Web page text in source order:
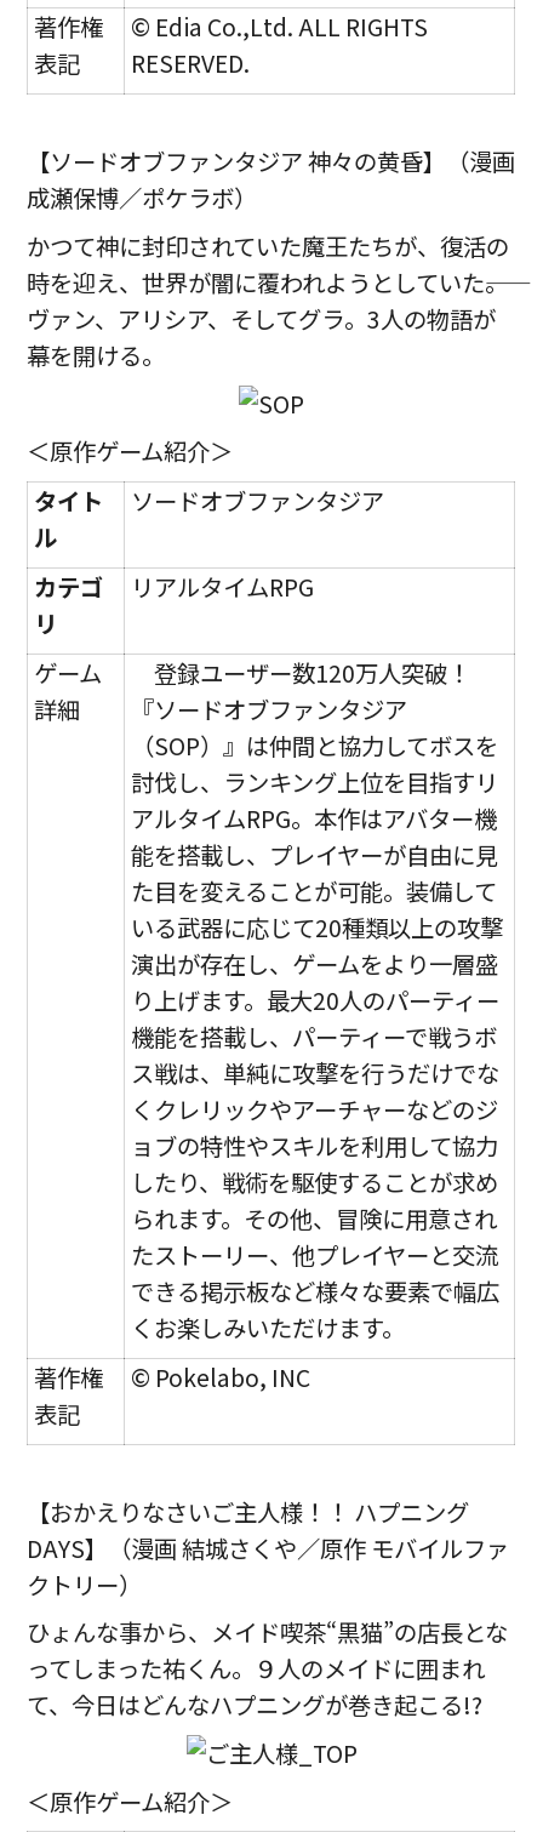
著作権
表記
© Edia Co.,Ltd. ALL RIGHTS
RESERVED.
【ソードオブファンタジア 神々の黄昏】（漫画
成瀬保博／ポケラボ）
かつて神に封印されていた魔王たちが、復活の
時を迎え、世界が闇に覆われようとしていた――。
ヴァン、アリシア、そしてグラ。3人の物語が
幕を開ける。
＜原作ゲーム紹介＞
タイト
ル
ソードオブファンタジア
カテゴ
リ
リアルタイムRPG
ゲーム
詳細
登録ユーザー数120万人突破！
『ソードオブファンタジア
（SOP）』は仲間と協力してボスを
討伐し、ランキング上位を目指すリ
アルタイムRPG。本作はアバター機
能を搭載し、プレイヤーが自由に見
た目を変えることが可能。装備して
いる武器に応じて20種類以上の攻撃
演出が存在し、ゲームをより一層盛
り上げます。最大20人のパーティー
機能を搭載し、パーティーで戦うボ
ス戦は、単純に攻撃を行うだけでな
くクレリックやアーチャーなどのジ
ョブの特性やスキルを利用して協力
したり、戦術を駆使することが求め
られます。その他、冒険に用意され
たストーリー、他プレイヤーと交流
できる掲示板など様々な要素で幅広
くお楽しみいただけます。
著作権
表記
© Pokelabo, INC
【おかえりなさいご主人様！！ ハプニング
DAYS】（漫画 結城さくや／原作 モバイルファ
クトリー）
ひょんな事から、メイド喫茶“黒猫”の店長とな
ってしまった祐くん。９人のメイドに囲まれ
て、今日はどんなハプニングが巻き起こる!?
＜原作ゲーム紹介＞